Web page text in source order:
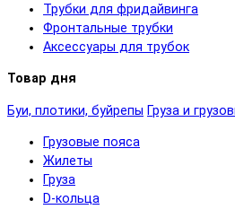
Трубки для фридайвинга
Фронтальные трубки
Аксессуары для трубок
Товар дня
Буи, плотики, буйрепы Груза и
Грузовые пояса
Жилеты
Груза
D-кольца